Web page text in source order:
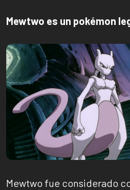
Mewtwo es un pokémon
Mewtwo fue considerado